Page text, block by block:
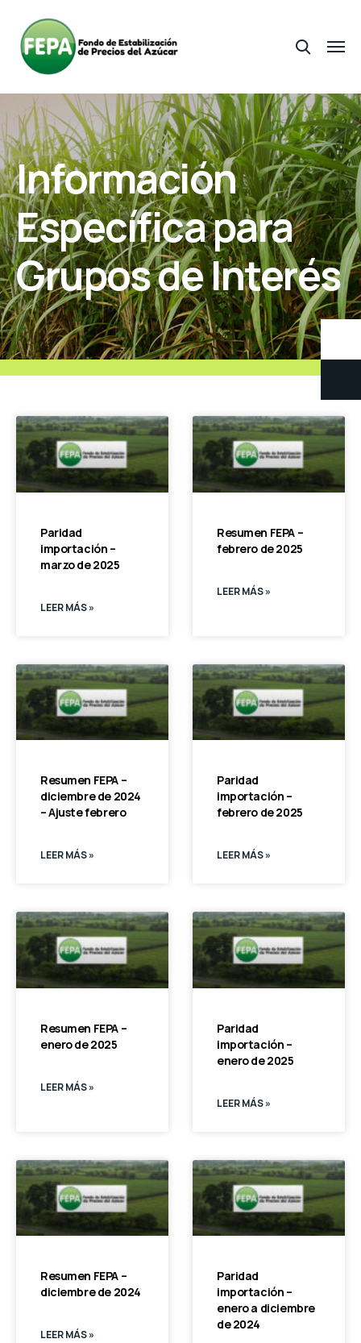
Información
Específica para
Grupos de Interés
Paridad
importación –
marzo de 2025
LEER MÁS »
Resumen FEPA –
febrero de 2025
LEER MÁS »
Resumen FEPA –
diciembre de 2024
– Ajuste febrero
LEER MÁS »
Paridad
importación –
febrero de 2025
LEER MÁS »
Resumen FEPA –
enero de 2025
LEER MÁS »
Paridad
importación –
enero de 2025
LEER MÁS »
Resumen FEPA –
diciembre de 2024
LEER MÁS »
Paridad
importación –
enero a diciembre
de 2024